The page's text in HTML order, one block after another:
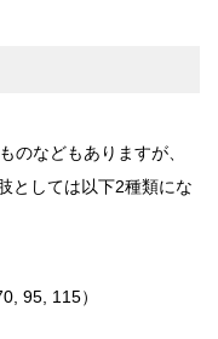
のなどもありますが、
としては以下2種類にな
95, 115）